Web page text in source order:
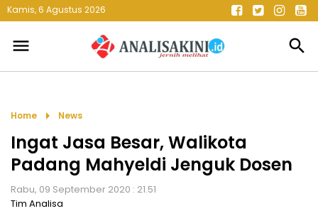
Kamis, 6 Agustus 2026
menu search
Home arrow_right News
Ingat Jasa Besar, Walikota
Padang Mahyeldi Jenguk Dosen
Rabu, 09 September 2020 : 21.51
Tim Analisa